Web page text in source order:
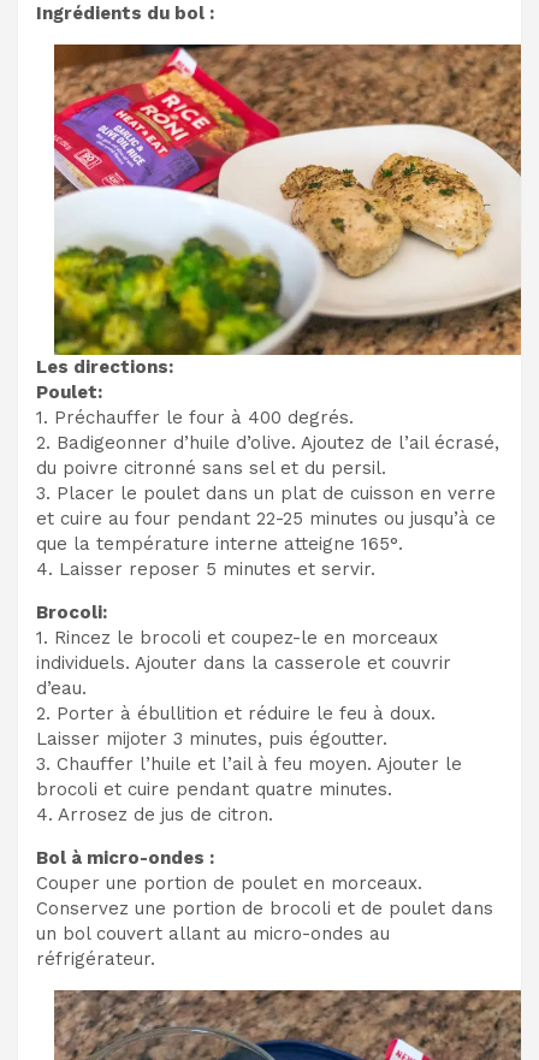
Ingrédients du bol :
Les directions:
Poulet:
1. Préchauffer le four à 400 degrés.
2. Badigeonner d’huile d’olive. Ajoutez de l’ail écrasé,
du poivre citronné sans sel et du persil.
3. Placer le poulet dans un plat de cuisson en verre
et cuire au four pendant 22-25 minutes ou jusqu’à ce
que la température interne atteigne 165°.
4. Laisser reposer 5 minutes et servir.
Brocoli:
1. Rincez le brocoli et coupez-le en morceaux
individuels. Ajouter dans la casserole et couvrir
d’eau.
2. Porter à ébullition et réduire le feu à doux.
Laisser mijoter 3 minutes, puis égoutter.
3. Chauffer l’huile et l’ail à feu moyen. Ajouter le
brocoli et cuire pendant quatre minutes.
4. Arrosez de jus de citron.
Bol à micro-ondes :
Couper une portion de poulet en morceaux.
Conservez une portion de brocoli et de poulet dans
un bol couvert allant au micro-ondes au
réfrigérateur.